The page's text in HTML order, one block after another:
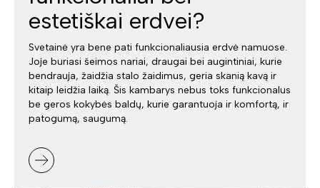
estetiškai erdvei?
Svetainė yra bene pati funkcionaliausia erdvė namuose.
Joje buriasi šeimos nariai, draugai bei augintiniai, kurie
bendrauja, žaidžia stalo žaidimus, geria skanią kavą ir
kitaip leidžia laiką. Šis kambarys nebus toks funkcionalus
be geros kokybės baldų, kurie garantuoja ir komfortą, ir
patogumą, saugumą.